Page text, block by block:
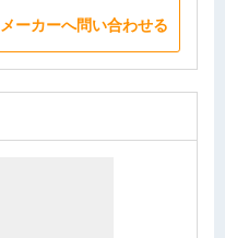
メーカーへ問い合わせる